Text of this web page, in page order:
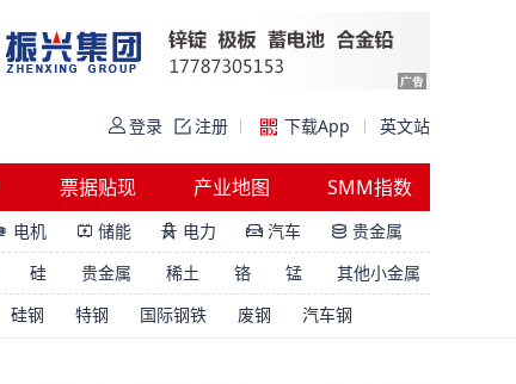
登录 注册 下载App 英文站
票据贴现 产业地图 SMM指数
电机  储能  电力  汽车  贵金属
硅 贵金属 稀土 铬 锰
其他小金属
硅钢 特钢 国际钢铁 废钢 汽车钢